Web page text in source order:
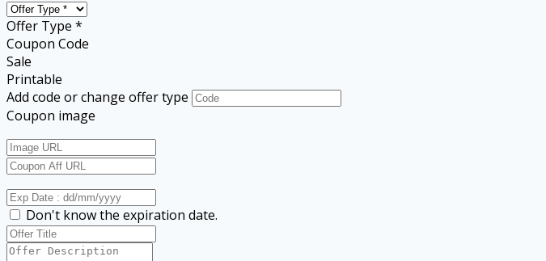
Offer Type *
Coupon Code
Sale
Printable
Add code or change offer type
Coupon image
Don't know the expiration date.